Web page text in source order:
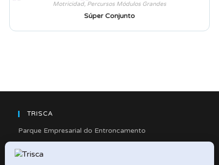
Motricidad, Percursos Módulos Grandes
Súper Conjunto
TRISCA
Parque Empresarial do Entroncamento
Rua Cidade de Friedberg, Lote 4
2330-263 Entroncamento – Portugal